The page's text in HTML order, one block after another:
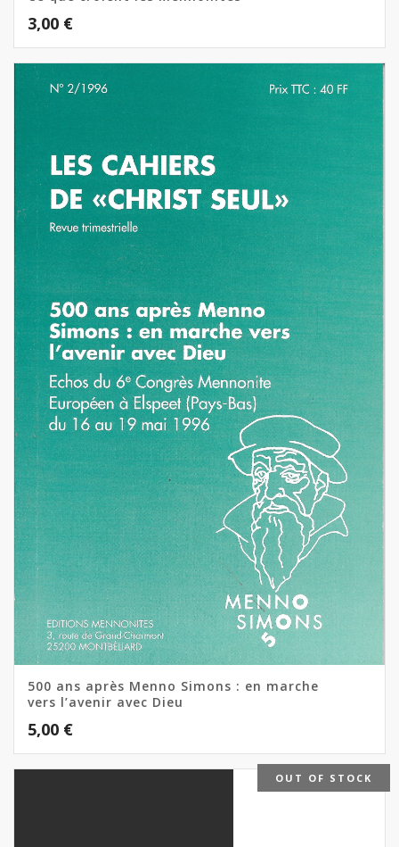
3,00 €
500 ans après Menno Simons : en marche
vers l’avenir avec Dieu
5,00 €
OUT OF STOCK